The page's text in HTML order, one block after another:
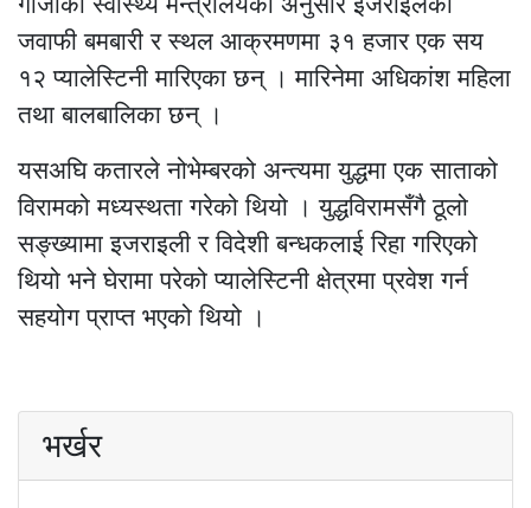
जवाफी बमबारी र स्थल आक्रमणमा ३१ हजार एक सय
१२ प्यालेस्टिनी मारिएका छन् । मारिनेमा अधिकांश महिला
तथा बालबालिका छन् ।
यसअघि कतारले नोभेम्बरको अन्त्यमा युद्धमा एक साताको
विरामको मध्यस्थता गरेको थियो । युद्धविरामसँगै ठूलो
सङ्ख्यामा इजराइली र विदेशी बन्धकलाई रिहा गरिएको
थियो भने घेरामा परेको प्यालेस्टिनी क्षेत्रमा प्रवेश गर्न
सहयोग प्राप्त भएको थियो ।
भर्खर